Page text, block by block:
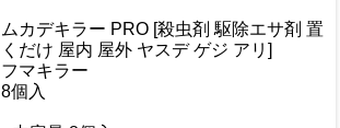
ムカデキラー PRO [殺虫剤 駆除エサ剤 置
くだけ 屋内 屋外 ヤスデ ゲジ アリ]
フマキラー
8個入